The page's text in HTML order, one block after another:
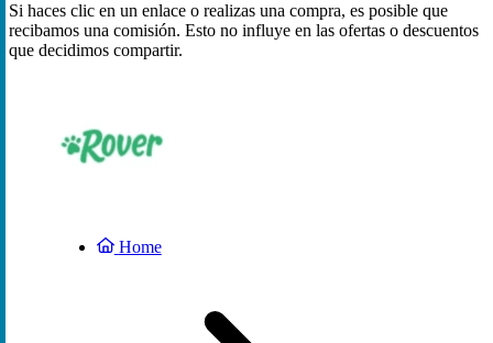
Si haces clic en un enlace o realizas una compra, es posible que
recibamos una comisión. Esto no influye en las ofertas o descuentos
que decidimos compartir.
Home